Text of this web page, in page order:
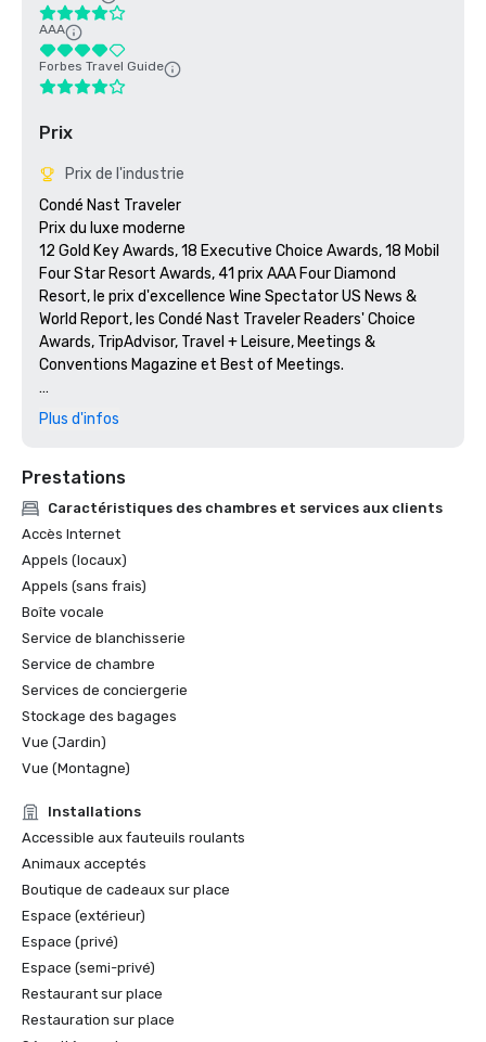
AAA
Forbes Travel Guide
Prix
Prix de l'industrie
Condé Nast Traveler
Prix du luxe moderne
12 Gold Key Awards, 18 Executive Choice Awards, 18 Mobil
Four Star Resort Awards, 41 prix AAA Four Diamond
Resort, le prix d'excellence Wine Spectator US News &
World Report, les Condé Nast Traveler Readers' Choice
Awards, TripAdvisor, Travel + Leisure, Meetings &
Conventions Magazine et Best of Meetings.
AAA | Le meilleur de l'entretien ménager
Actualités américaines et rapport mondial | #6 San Diego
Hotels
Northstar Meetings Group Stella Awards | Médaille
d'argent dans la catégorie Meilleur complexe de golf de la
région du Far West
Thrillist | Restaurants les plus romantiques pour un
rendez-vous
Healthy Travel Magazine | Les meilleurs complexes
Observer | Les meilleurs cocktails d'automne proposés par
les bars d'hôtels préférés du monde entier
Plus d'infos
Prestations
Caractéristiques des chambres et services aux clients
Accès Internet
Appels (locaux)
Appels (sans frais)
Boîte vocale
Service de blanchisserie
Service de chambre
Services de conciergerie
Stockage des bagages
Vue (Jardin)
Vue (Montagne)
Installations
Accessible aux fauteuils roulants
Animaux acceptés
Boutique de cadeaux sur place
Espace (extérieur)
Espace (privé)
Espace (semi-privé)
Restaurant sur place
Restauration sur place